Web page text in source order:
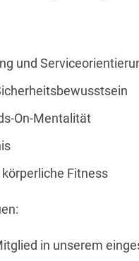
und
On-Mentalität
Fitness
in unserem